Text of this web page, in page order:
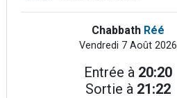
Chabbath Réé
Vendredi 7 Août 2026
Entrée à 20:20
Sortie à 21:22